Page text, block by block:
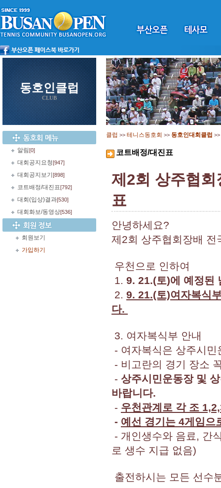
동호인클럽
CLUB
알림[0]
대회공지요청[947]
대회공지보기 [898]
코트배정/대진표[792]
대회(입상)결과[530]
대회화보/동영상[536]
회원보기
가입하기
클럽 >> 테니스동호회 >> 동호인대회클럽 >>
코트배정/대진표
제2회 상주협
표
안녕하세요?
제2회 상주협회장배
우천으로 인하여
1. 9. 21.(토)에 예정된
2. 9. 21.(토)여자복식
다.
3. 여자복식부 안내
- 여자복식은 상주시
- 비고란의 경기 장소
- 상주시민운동장 및
바랍니다.
- 우천관계로 각 조
- 예선 경기는 4게임으
- 개인생수와 음료, 간
로 생수 지급 없음)
출전하시는 모든 선수